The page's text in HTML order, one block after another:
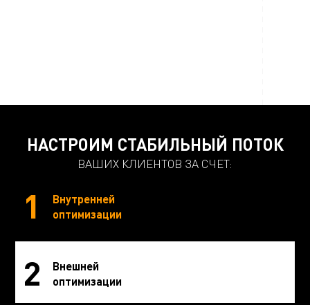
НАСТРОИМ СТАБИЛЬНЫЙ ПОТОК
ВАШИХ КЛИЕНТОВ ЗА СЧЕТ:
1
Внутренней
оптимизации
2
Внешней
оптимизации